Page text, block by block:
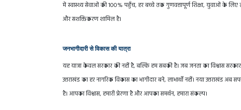
में स्वास्थ्य सेवाओं की 100% पहुँच, हर बच्चे तक गुणवत्तापूर्ण शिक्षा, युवाओं के लिए
और सशक्तिकरण शामिल है।
जनभागीदारी से विकास की यात्रा
यह यात्रा केवल सरकार की नहीं है, बल्कि हम सबकी है। जब जनता का विश्वास
उत्तराखंड का हर नागरिक विकास का भागीदार बने, लाभार्थी नहीं। नया
है। आपका विश्वास, हमारी प्रेरणा है और आपका समर्थन, हमारा संकल्प।